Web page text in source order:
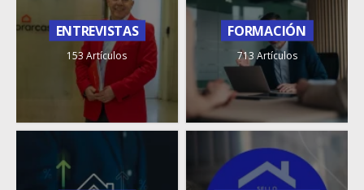
ENTREVISTAS
153 Artículos
FORMACIÓN
713 Artículos